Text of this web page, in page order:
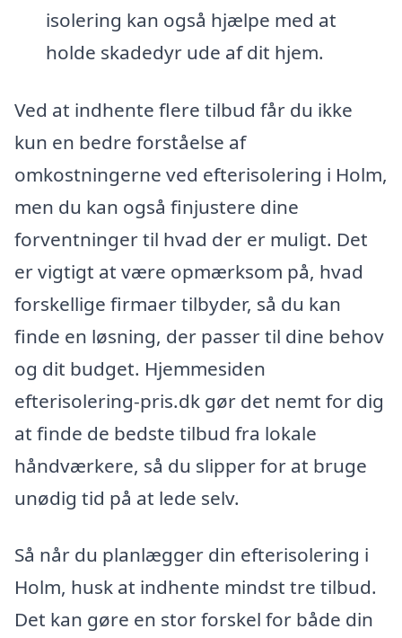
isolering kan også hjælpe med at
holde skadedyr ude af dit hjem.
Ved at indhente flere tilbud får du ikke
kun en bedre forståelse af
omkostningerne ved efterisolering i Holm,
men du kan også finjustere dine
forventninger til hvad der er muligt. Det
er vigtigt at være opmærksom på, hvad
forskellige firmaer tilbyder, så du kan
finde en løsning, der passer til dine behov
og dit budget. Hjemmesiden
efterisolering-pris.dk gør det nemt for dig
at finde de bedste tilbud fra lokale
håndværkere, så du slipper for at bruge
unødig tid på at lede selv.
Så når du planlægger din efterisolering i
Holm, husk at indhente mindst tre tilbud.
Det kan gøre en stor forskel for både din